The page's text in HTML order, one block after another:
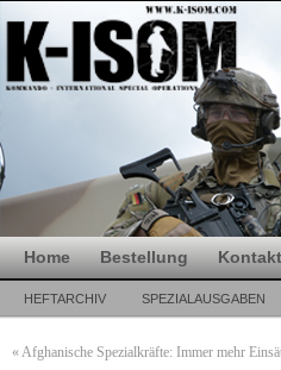
Home Bestellung Kontakt
HEFTARCHIV SPEZIALAUSGABEN
«Afghanische Spezialkräfte: Immer mehr